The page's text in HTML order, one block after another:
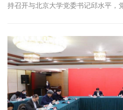
持召开与北京大学党委书记邱水平，